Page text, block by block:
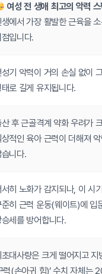
여성 전 생애 최고의 악력
생에서 가장 활발한 근육을
입니다.
기 악력이 거의 손실 없이
로 길게 유지됩니다.
후 근골격계 약화 우려가
상적인 육아 근력이 더해져
습니다.
히 노화가 감지되나, 이 시
히 근력 운동(웨이트)에 입
세를 방어합니다.
초대사량은 크게 떨어지고 지
력(손아귀 힘)’ 수치 자체는